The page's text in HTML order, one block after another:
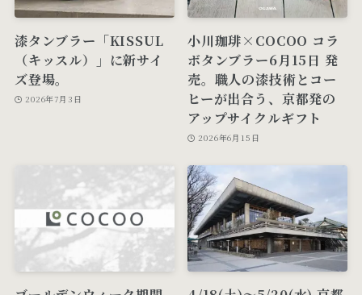
漆タンブラー「KISSUL
（キッスル）」に新サイ
ズ登場。
2026年7月3日
小川珈琲×COCOO コラ
ボタンブラー6月15日 発
売。職人の漆技術とコー
ヒーが出合う、京都発の
アップサイクルギフト
2026年6月15日